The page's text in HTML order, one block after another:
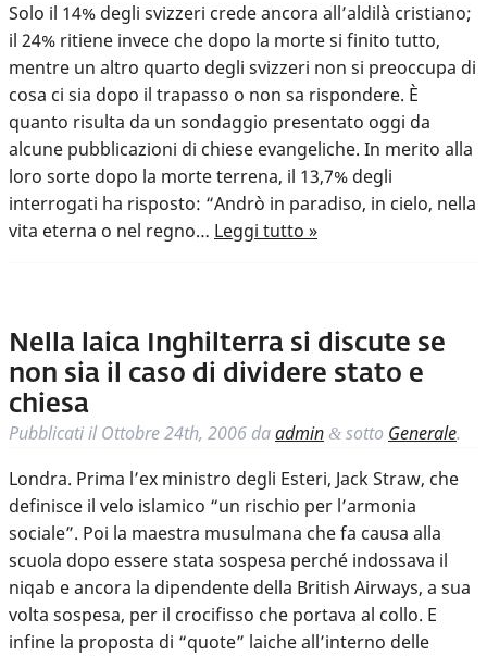
Solo il 14% degli svizzeri crede ancora all’aldilà cristiano;
il 24% ritiene invece che dopo la morte si finito tutto,
mentre un altro quarto degli svizzeri non si preoccupa di
cosa ci sia dopo il trapasso o non sa rispondere. È
quanto risulta da un sondaggio presentato oggi da
alcune pubblicazioni di chiese evangeliche. In merito alla
loro sorte dopo la morte terrena, il 13,7% degli
interrogati ha risposto: “Andrò in paradiso, in cielo, nella
vita eterna o nel regno… Leggi tutto »
Nella laica Inghilterra si discute se
non sia il caso di dividere stato e
chiesa
Pubblicati ilOttobre 24th, 2006 daadmin & sotto Generale.
Londra. Prima l’ex ministro degli Esteri, Jack Straw, che
definisce il velo islamico “un rischio per l’armonia
sociale”. Poi la maestra musulmana che fa causa alla
scuola dopo essere stata sospesa perché indossava il
niqab e ancora la dipendente della British Airways, a sua
volta sospesa, per il crocifisso che portava al collo. E
infine la proposta di “quote” laiche all’interno delle